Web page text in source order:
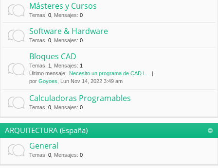
Másteres y Cursos
Temas: 0 Mensajes: 0
Software & Hardware
Temas: 0 Mensajes: 0
Bloques CAD
Temas: 1 Mensajes: 1
Último mensaje: Necesito un programa de CAD l…
por Goyoes , Lun Nov 14, 2022 3:49 am
Calculadoras Programables
Temas: 0 Mensajes: 0
ARQUITECTURA (España)
General
Temas: 0 Mensajes: 0